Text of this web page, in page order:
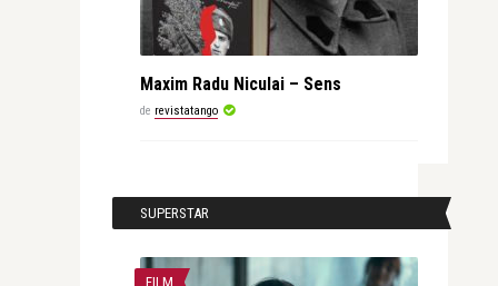
Maxim Radu Niculai – Sens
de revistatango
SUPERSTAR
FILM